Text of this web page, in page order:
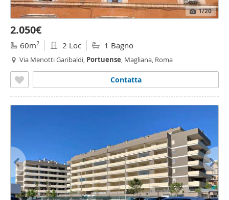
1/20
2.050€
60m2 2 Loc 1 Bagno
Via Menotti Garibaldi, Portuense, Magliana, Roma
Contatta